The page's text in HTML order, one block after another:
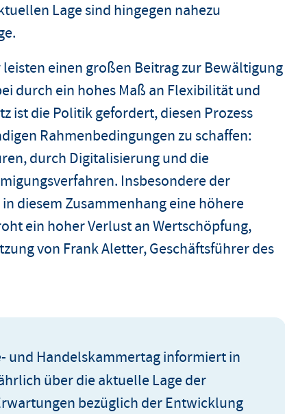
Lage sind hingegen nahezu
einen großen Beitrag zur Bewältigung
durch ein hohes Maß an Flexibilität und
ist die Politik gefordert, diesen Prozess
Rahmenbedingungen zu schaffen:
durch Digitalisierung und die
Insbesondere der
diesem Zusammenhang eine höhere
ein hoher Verlust an Wertschöpfung,
von Frank Aletter, Geschäftsführer des
und Handelskammertag informiert in
über die aktuelle Lage der
bezüglich der Entwicklung